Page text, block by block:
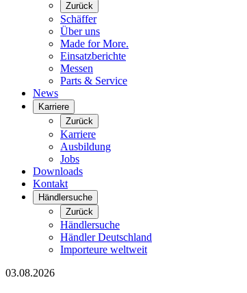
Zurück
Schäffer
Über uns
Made for More.
Einsatzberichte
Messen
Parts & Service
News
Karriere
Zurück
Karriere
Ausbildung
Jobs
Downloads
Kontakt
Händlersuche
Zurück
Händlersuche
Händler Deutschland
Importeure weltweit
03.08.2026